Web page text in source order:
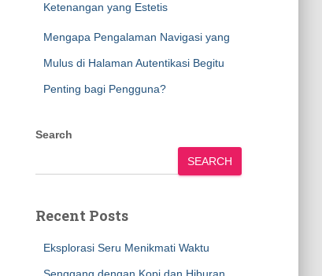
Ketenangan yang Estetis
Mengapa Pengalaman Navigasi yang
Mulus di Halaman Autentikasi Begitu
Penting bagi Pengguna?
Search
SEARCH
Recent Posts
Eksplorasi Seru Menikmati Waktu